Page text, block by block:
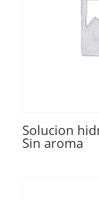
Solucion
Sin aroma